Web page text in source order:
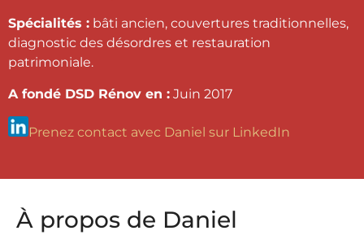
Spécialités : bâti ancien, couvertures traditionnelles,
diagnostic des désordres et restauration
patrimoniale.
A fondé DSD Rénov en : Juin 2017
Prenez contact avec Daniel sur LinkedIn
À propos de Daniel